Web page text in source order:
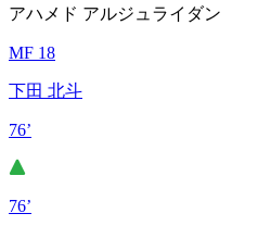
アハメド アルジュライダン
MF 18
下田 北斗
76’
76’